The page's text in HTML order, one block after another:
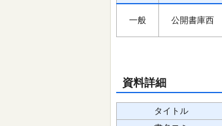
一般 公開書庫西
資料詳細
タイトル